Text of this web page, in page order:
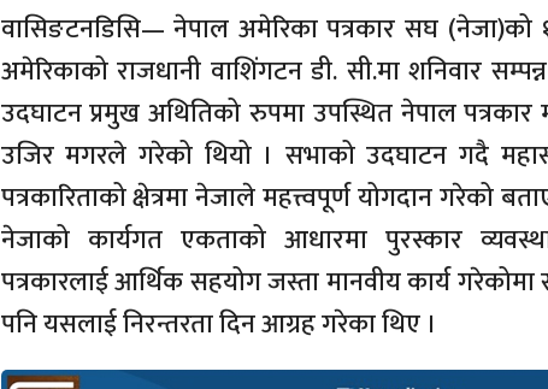
वासिङटनडिसि— नेपाल अमेरिका पत्रकार सघ
अमेरिकाको राजधानी वाशिंगटन डी. सी.मा शनिवार
उदघाटन प्रमुख अथितिको रुपमा उपस्थित नेपाल
उजिर मगरले गरेको थियो । सभाको उदघाटन गदै
पत्रकारिताको क्षेत्रमा नेजाले महत्त्वपूर्ण योगदान गरेको
नेजाको कार्यगत एकताको आधारमा पुरस्कार
पत्रकारलाई आर्थिक सहयोग जस्ता मानवीय कार्य गरेकोमा
पनि यसलाई निरन्तरता दिन आग्रह गरेका थिए ।